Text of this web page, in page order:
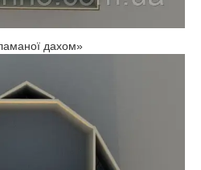
дахом»